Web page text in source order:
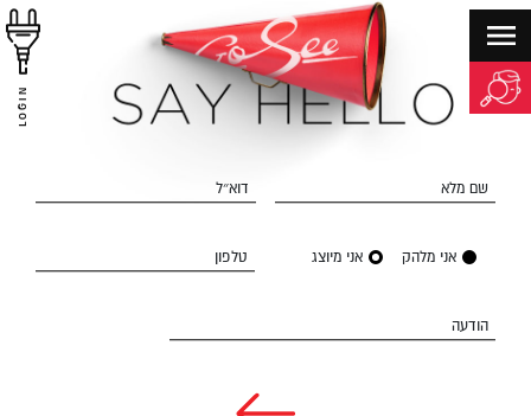
LOGIN
שם מלא דוא״ל
אני מלהק אני מיוצג טלפון
הודעה